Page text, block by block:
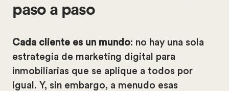
paso a paso
Cada cliente es un mundo: no hay una sola
estrategia de marketing digital para
inmobiliarias que se aplique a todos por
igual. Y, sin embargo, a menudo esas